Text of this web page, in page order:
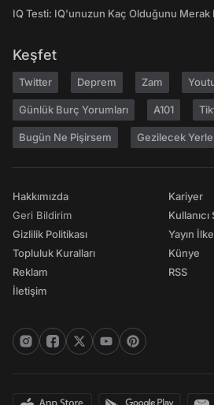
IQ Testi: IQ'unuzun Kaç Olduğunu Merak
Keşfet
Twitter Deprem Zam
Günlük Burç Yorumları A101
Bugün Ne Pişirsem Gezilecek
Hakkımızda
Geri Bildirim
Gizlilik Politikası
Topluluk Kuralları
Reklam
İletişim
Kariyer
Yayın
Künye
RSS